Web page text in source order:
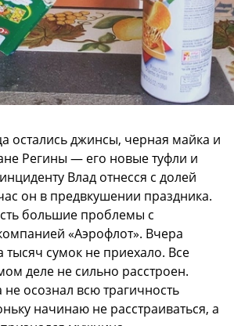
остались джинсы, черная майка и
Регины — его новые туфли и
Влад отнесся с долей
он в предвкушении праздника.
большие проблемы с
«Аэрофлот». Вчера
сумок не приехало. Все
деле не сильно расстроен.
осознал всю трагичность
начинаю не расстраиваться, а